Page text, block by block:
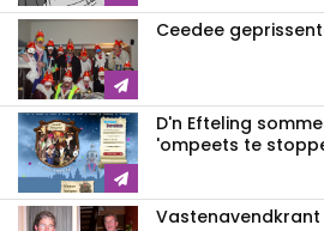
Ceedee
D'n Efteling
'ompeets te